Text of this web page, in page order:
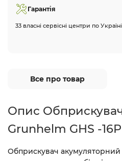
Гарантія
33 власні сервісні центри по
Все про товар
Опис
Grunhelm GHS -
Обприскувач акумуляторний